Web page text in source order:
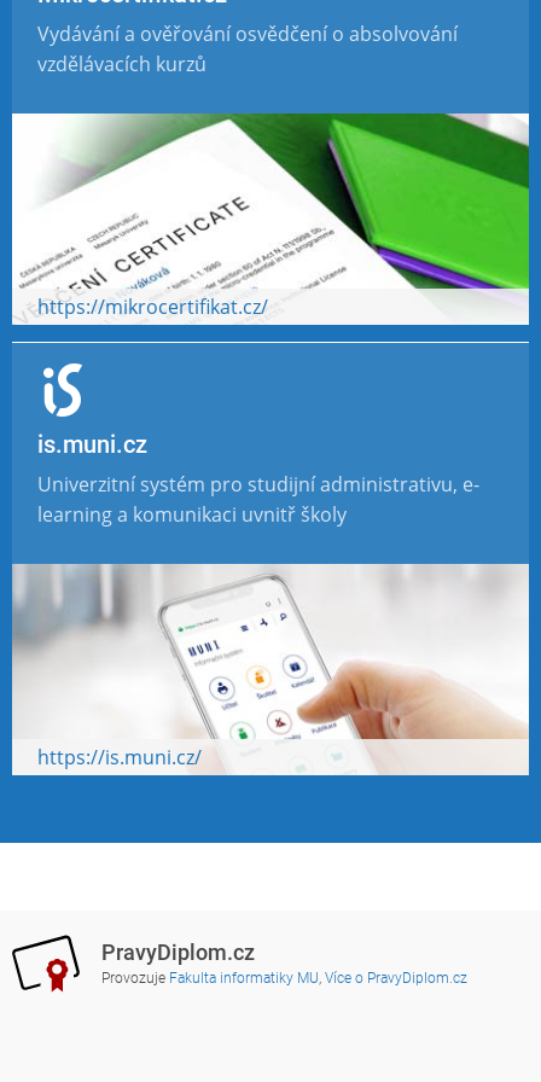
Vydávání a ověřování osvědčení o absolvování
vzdělávacích kurzů
https://mikrocertifikat.cz/
is.muni.cz
Univerzitní systém pro studijní administrativu, e-
learning a komunikaci uvnitř školy
https://is.muni.cz/
PravyDiplom.cz
Provozuje Fakulta informatiky MU, Více o PravyDiplom.cz